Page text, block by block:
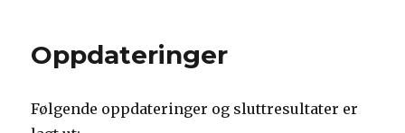
Oppdateringer
Følgende oppdateringer og sluttresultater er